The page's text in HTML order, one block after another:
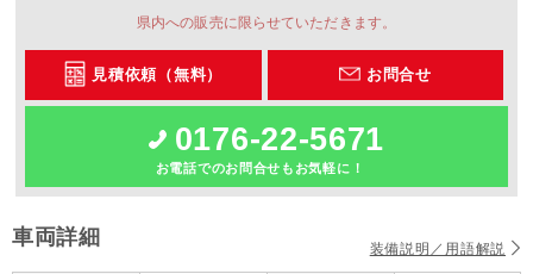
県内への販売に限らせていただきます。
見積依頼（無料） お問合せ
0176-22-5671
お電話でのお問合せもお気軽に！
車両詳細 装備説明／用語解説